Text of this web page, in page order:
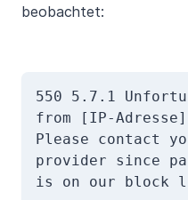
beobachtet:
550 5.7.1
from [IP-
Please contact
provider since